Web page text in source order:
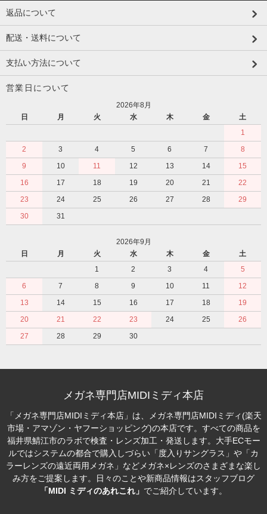
返品について
配送・送料について
支払い方法について
営業日について
2026年8月
日
月 火 水 木 金
土
1
2
3 4 5 6 7
8
9
10 11 12 13 14
15
16
17 18 19 20 21
22
23
24 25 26 27 28
29
30
31
2026年9月
日
月 火 水 木 金
土
1
2 3 4
5
6
7 8 9 10 11
12
13
14 15 16 17 18
19
20
21 22 23 24 25
26
27
28 29 30
メガネ専門店MIDIミディ本店
「メガネ専門店MIDIミディ本店」は、メガネ専門店MIDIミディ(楽天
市場・アマゾン・ヤフーショッピング)の本店です。すべての商品を
福井県鯖江市のラボで検査・レンズ加工・発送します。大手ECモー
ルではシステムの都合で購入しづらい「度入りサングラス」や「カ
ラーレンズの遠近両用メガネ」などメガネ×レンズのさまざまな楽し
み方をご提案します。日々のことや新商品情報はスタッフブログ
「MIDI ミディのあれこれ」 でご紹介しています。